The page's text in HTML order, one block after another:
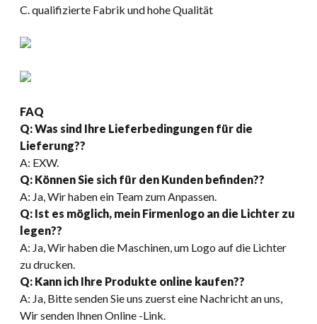
C. qualifizierte Fabrik und hohe Qualität
FAQ
Q:Was sind Ihre Lieferbedingungen für die
Lieferung??
A: EXW.
Q: Können Sie sich für den Kunden befinden??
A: Ja, Wir haben ein Team zum Anpassen.
Q: Ist es möglich, mein Firmenlogo an die Lichter zu
legen??
A: Ja, Wir haben die Maschinen, um Logo auf die Lichter
zu drucken.
Q: Kann ich Ihre Produkte online kaufen??
A: Ja, Bitte senden Sie uns zuerst eine Nachricht an uns,
Wir senden Ihnen Online -Link.